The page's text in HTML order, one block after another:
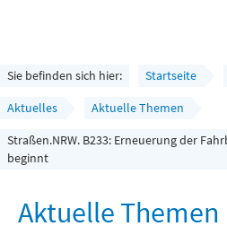
Rathaus und Bürgerservice
Wirtschaft und Planen
Umwelt, Klima und Mobilität
Sie befinden sich hier: Startseite
Aktuelles
Aktuelle Themen
Straßen.NRW. B233: Erneuerung der
beginnt
Aktuelle Themen